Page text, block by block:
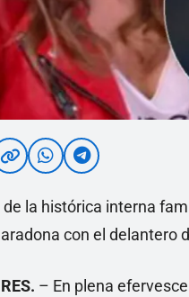
de la histórica interna
con el delantero
– En plena